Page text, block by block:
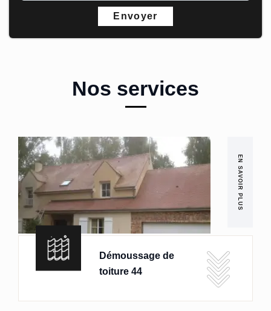
Nos services
EN SAVOIR PLUS
Démoussage de
toiture 44